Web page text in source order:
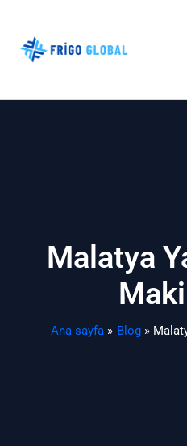
Malatya
Ana sayfa Blog